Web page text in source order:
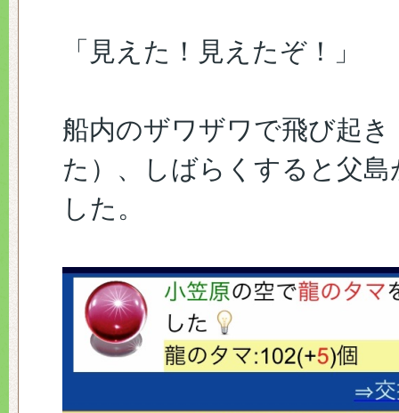
「見えた！見えたぞ！」
船内のザワザワで飛び起き
た）、しばらくすると父島
した。